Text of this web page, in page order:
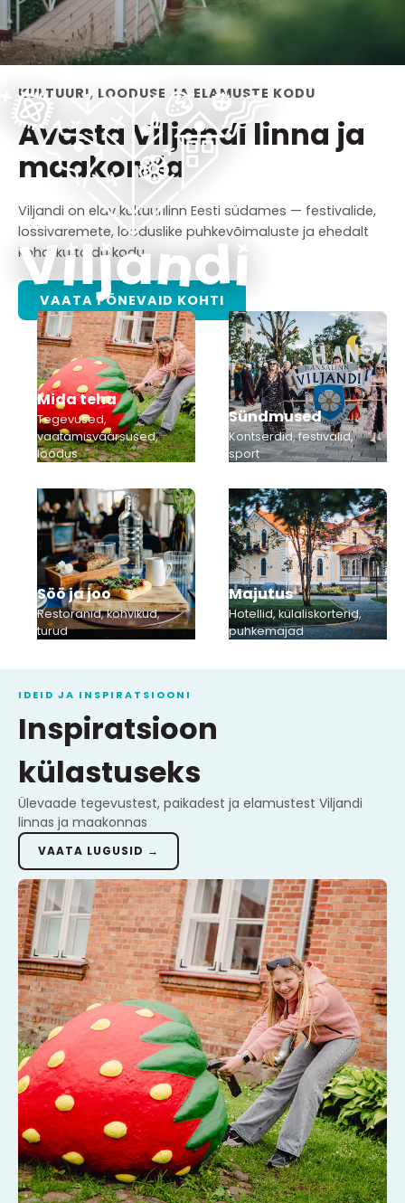
KULTUURI, LOODUSE JA ELAMUSTE KODU
Avasta Viljandi linna ja
maakonda
Viljandi on elav kultuurilinn Eesti südames — festivalide,
lossivaremete, looduslike puhkevõimaluste ja ehedalt
kohaliku toidu kodu.
VAATA PÕNEVAID KOHTI
Mida teha
Tegevused,
vaatamisväärsused,
loodus
Sündmused
Kontserdid, festivalid,
sport
Söö ja joo
Restoranid, kohvikud,
turud
Majutus
Hotellid, külaliskorterid,
puhkemajad
IDEID JA INSPIRATSIOONI
Inspiratsioon
külastuseks
Ülevaade tegevustest, paikadest ja elamustest Viljandi
linnas ja maakonnas
VAATA LUGUSID →